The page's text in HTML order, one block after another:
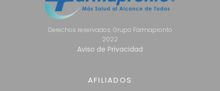
Derechos reservados. Grupo Farmapronto
2022
Aviso de Privacidad
AFILIADOS